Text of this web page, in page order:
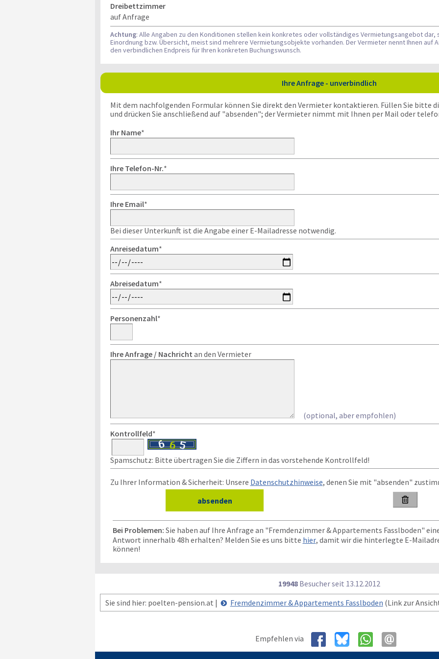
Dreibettzimmer
auf Anfrage
Achtung: Alle Angaben zu den Konditionen stellen kein konkretes oder vollständiges Vermietungsangebot
Einordnung bzw. Übersicht, meist sind mehrere Vermietungsobjekte vorhanden. Der Vermieter nennt Ihnen auf
den verbindlichen Endpreis für Ihren konkreten Buchungswunsch.
Ihre Anfrage - unverbindlich
Mit dem nachfolgenden Formular können Sie direkt den Vermieter kontaktieren. Füllen Sie bitte
und drücken Sie anschließend auf "absenden"; der Vermieter nimmt mit Ihnen per Mail oder
Ihr Name*
Ihre Telefon-Nr.*
Ihre Email*
Bei dieser Unterkunft ist die Angabe einer E-Mailadresse notwendig.
Anreisedatum*
Abreisedatum*
Personenzahl*
Ihre Anfrage / Nachricht an den Vermieter
(optional, aber empfohlen)
Kontrollfeld*
Spamschutz: Bitte übertragen Sie die Ziffern in das vorstehende Kontrollfeld!
Zu Ihrer Information & Sicherheit: Unsere Datenschutzhinweise, denen Sie mit "absenden"

Bei Problemen: Sie haben auf Ihre Anfrage an "Fremdenzimmer & Appartements Fasslboden"
Antwort innerhalb 48h erhalten? Melden Sie es uns bitte hier, damit wir die hinterlegte E-
können!
19948 Besucher seit 13.12.2012
Sie sind hier: poelten-pension.at |
Fremdenzimmer & Appartements Fasslboden (Link zur
Empfehlen via